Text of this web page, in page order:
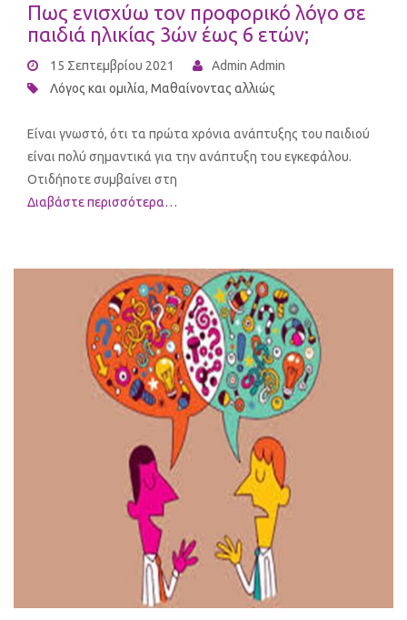
Πως ενισχύω τον προφορικό λόγο σε
παιδιά ηλικίας 3ών έως 6 ετών;
15 Σεπτεμβρίου 2021
Admin Admin
Λόγος και ομιλία, Μαθαίνοντας αλλιώς
Είναι γνωστό, ότι τα πρώτα χρόνια ανάπτυξης του παιδιού
είναι πολύ σημαντικά για την ανάπτυξη του εγκεφάλου.
Οτιδήποτε συμβαίνει στη
Διαβάστε περισσότερα…